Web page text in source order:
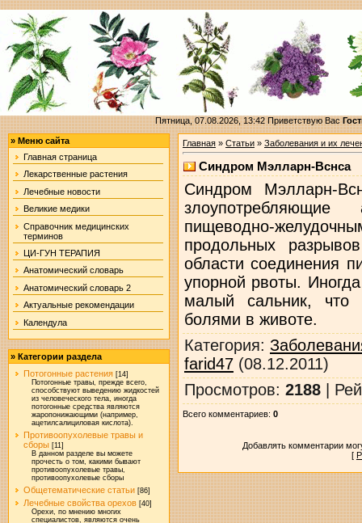
Пятница, 07.08.2026, 13:42Приветствую Вас
» Меню сайта
Главная страница
Лекарственные растения
Лечебные новости
Великие медики
Справочник медицинских
терминов
ЦИ-ГУН ТЕРАПИЯ
Анатомический словарь
Анатомический словарь 2
Актуальные рекомендации
Календула
» Категории раздела
Потогонные растения [14]
Потогонные травы, прежде всего,
способствуют выведению жидкостей
из человеческого тела, иногда
потогонные средства являются
жаропонижающими (например,
ацетилсалициловая кислота).
Противоопухолевые травы и
сборы [11]
В данном разделе вы можете
прочесть о том, какими бывают
противоопухолевые травы,
противоопухолевые сборы
Общетематические статьи [86]
Лечебные свойства орехов [40]
Орехи, по мнению многих
специалистов, являются очень
Главная» Статьи» Заболевания и их
Синдром Мэлларн-Вснса
Синдром Мэлларн-
пищеводно-
продольных
области соединения
упорной рвоты.
малый сальник, что
болями в животе.
Категория:
farid47(08.12.2011)
Просмотров: 2188|
Всего комментариев: 0
Добавлять комментарии
[